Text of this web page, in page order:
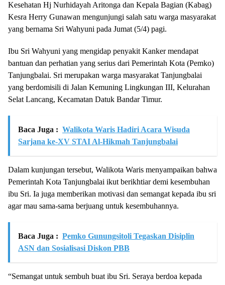
Kesehatan Hj Nurhidayah Aritonga dan Kepala Bagian (Kabag)
Kesra Herry Gunawan mengunjungi salah satu warga masyarakat
yang bernama Sri Wahyuni pada Jumat (5/4) pagi.
Ibu Sri Wahyuni yang mengidap penyakit Kanker mendapat
bantuan dan perhatian yang serius dari Pemerintah Kota (Pemko)
Tanjungbalai. Sri merupakan warga masyarakat Tanjungbalai
yang berdomisili di Jalan Kemuning Lingkungan III, Kelurahan
Selat Lancang, Kecamatan Datuk Bandar Timur.
Baca Juga : Walikota Waris Hadiri Acara Wisuda
Sarjana ke-XV STAI Al-Hikmah Tanjungbalai
Dalam kunjungan tersebut, Walikota Waris menyampaikan bahwa
Pemerintah Kota Tanjungbalai ikut berikhtiar demi kesembuhan
ibu Sri. Ia juga memberikan motivasi dan semangat kepada ibu sri
agar mau sama-sama berjuang untuk kesembuhannya.
Baca Juga : Pemko Gunungsitoli Tegaskan Disiplin
ASN dan Sosialisasi Diskon PBB
“Semangat untuk sembuh buat ibu Sri. Seraya berdoa kepada